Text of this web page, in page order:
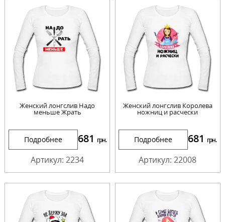
Женский лонгслив Надо
меньше Жрать
Подробнее 681 грн.
Артикул: 2234
Женский лонгслив Королева
ножниц и расчески
Подробнее 681 грн.
Артикул: 22008